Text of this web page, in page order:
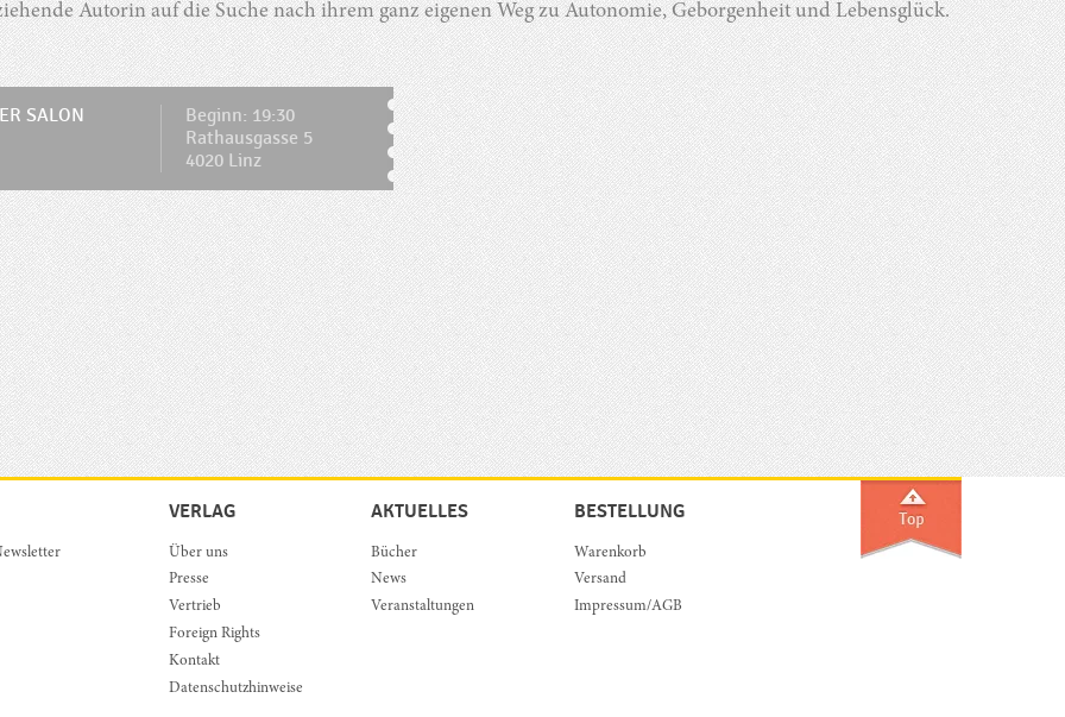
Autorin auf die Suche nach ihrem ganz eigenen Weg zu Autonomie, Geborgenheit und Lebensglück.
SALON
Beginn: 19:30
Rathausgasse 5
4020 Linz
VERLAG
Über uns
Presse
Vertrieb
Foreign Rights
Kontakt
Datenschutzhinweise
AKTUELLES
Bücher
News
Veranstaltungen
BESTELLUNG
Warenkorb
Versand
Impressum/AGB